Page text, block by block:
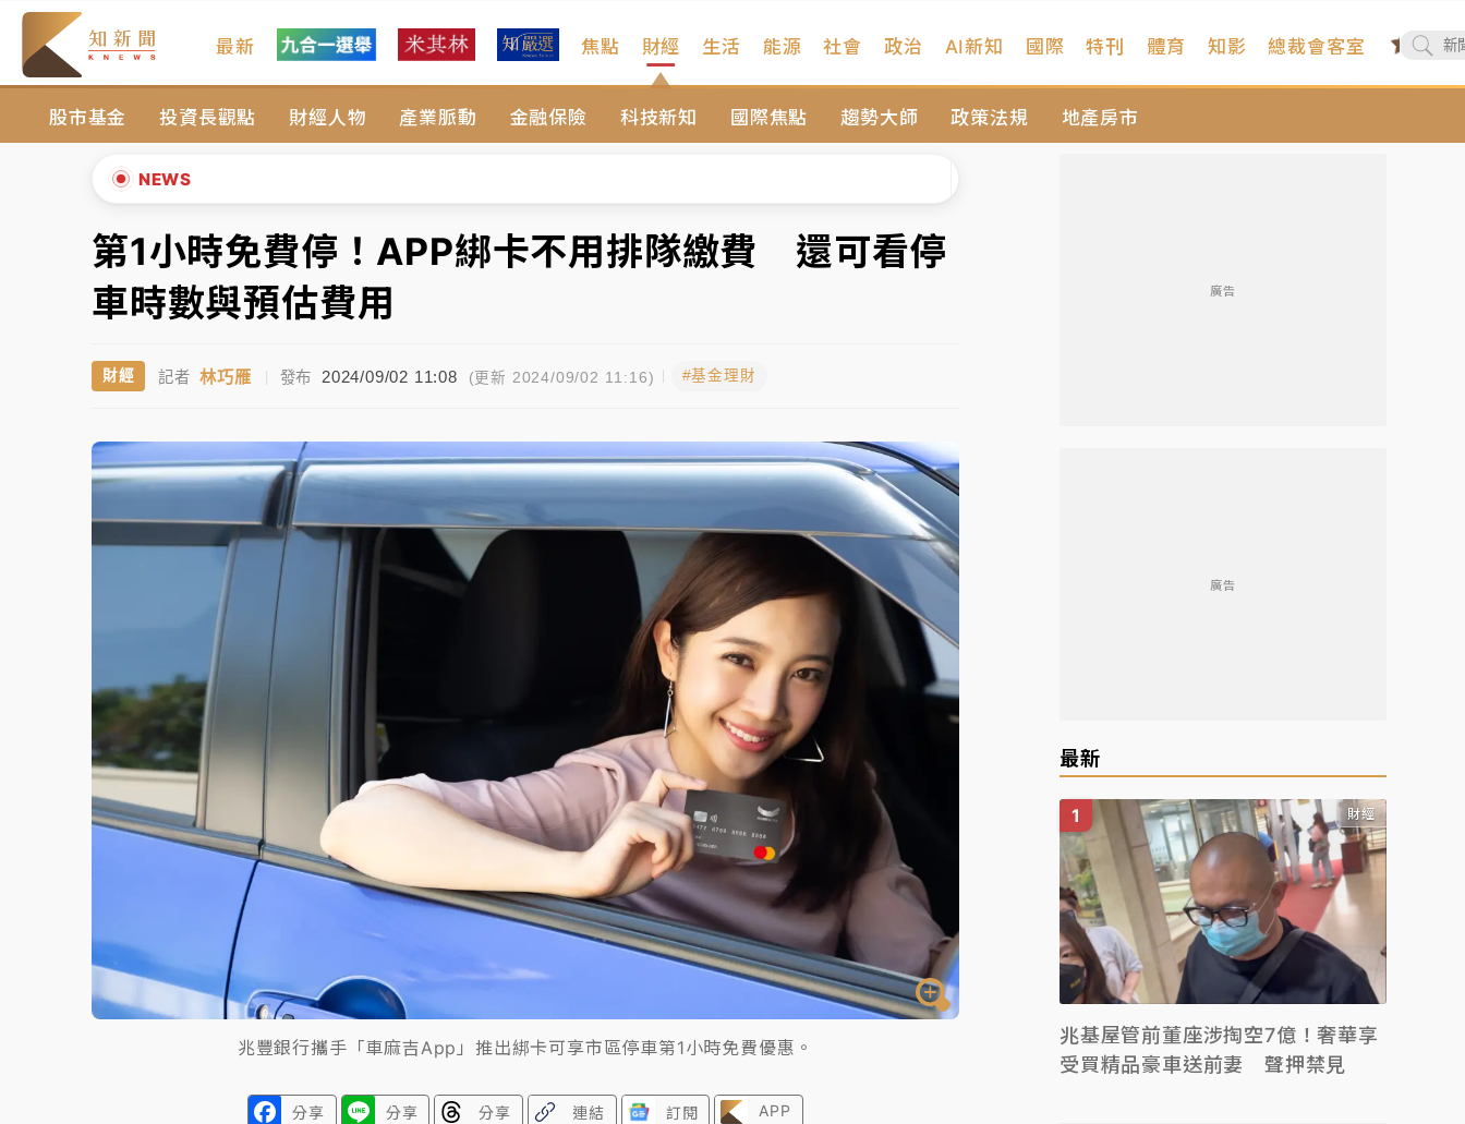
最新 焦點 財經
股市基金 投資長觀點 財經人物 產業脈動 金融保險 科技新知 國際焦點 趨勢大師 政策法規 地產房市
生活 能源 社會 政治 AI新知 國際 特刊 體育 知影 總裁會客室
NEWS
暑假過三周才推「E宿新北打卡趣」！抽獎程序複雜 觀旅局回應了
中信慈善基金會想增加董事人數！辜仲諒向法院聲請遭駁 理由曝光
故宮《龍藏經》特展第2檔！今線上預約開賣一度塞車 周六起展出延長至晚上7時
台東農業處長涉圖利渡假村！東檢抗告成功 今重開羈押庭
女律師陳昱瑄詐慈濟10億！黃金158kg遭查扣畫面曝光
中信慈善基金會想增加董事人數！辜仲諒向法院聲請遭駁 理由曝光
故宮《龍藏經》特展第2檔！今線上預約開賣一度塞車 周六起展出延長至晚上7時
台東農業處長涉圖利渡假村！東檢抗告成功 今重開羈押庭
父親節泡湯了！中颱白海豚雨彈轟3天 「紅到發紫」降雨熱區曝
▲
▼
第1小時免費停！APP綁卡不用排隊繳費 還可看停
車時數與預估費用
財經 記者 林巧雁 | 發布 2024/09/02 11:08 (更新 2024/09/02 11:16) #基金理財
兆豐銀行攜手「車麻吉App」推出綁卡可享市區停車第1小時免費優惠。
分享 分享 分享 連結 訂閱 APP
廣告
廣告
最新
財經
兆基屋管前董座涉掏空7億！奢華享
受買精品豪車送前妻 聲押禁見